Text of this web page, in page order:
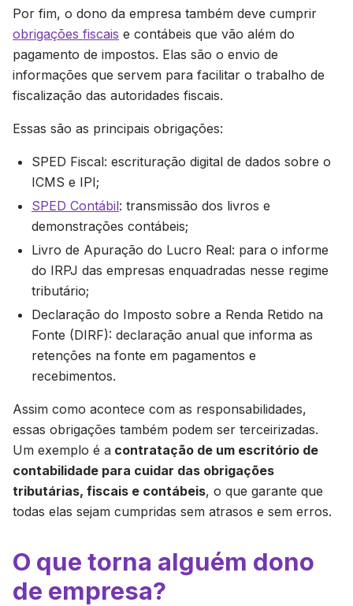
Por fim, o dono da empresa também deve cumprir
obrigações fiscais e contábeis que vão além do
pagamento de impostos. Elas são o envio de
informações que servem para facilitar o trabalho de
fiscalização das autoridades fiscais.
Essas são as principais obrigações:
SPED Fiscal: escrituração digital de dados sobre o
ICMS e IPI;
SPED Contábil: transmissão dos livros e
demonstrações contábeis;
Livro de Apuração do Lucro Real: para o informe
do IRPJ das empresas enquadradas nesse regime
tributário;
Declaração do Imposto sobre a Renda Retido na
Fonte (DIRF): declaração anual que informa as
retenções na fonte em pagamentos e
recebimentos.
Assim como acontece com as responsabilidades,
essas obrigações também podem ser terceirizadas.
Um exemplo é a contratação de um escritório de
contabilidade para cuidar das obrigações
tributárias, fiscais e contábeis, o que garante que
todas elas sejam cumpridas sem atrasos e sem erros.
O que torna alguém dono
de empresa?